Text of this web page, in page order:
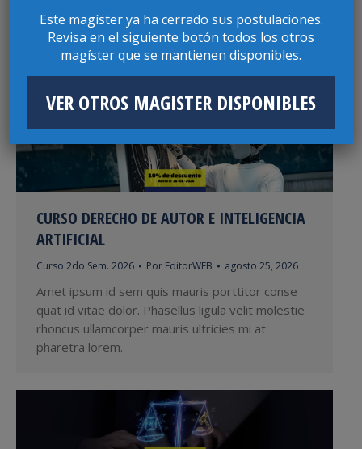
Amet ipsum id sem quis mauris porttitor conse
quat id vitae dolor. Phasellus ligula velit molestie
rhoncus ullamcorper mauris ultricies mi at
CURSO DERECHO DE AUTOR E INTELIGENCIA
ARTIFICIAL
Curso 2do Sem. 2026 Por EditorWEB agosto 25, 2026
Amet ipsum id sem quis mauris porttitor conse
quat id vitae dolor. Phasellus ligula velit molestie
rhoncus ullamcorper mauris ultricies mi at
pharetra lorem.
Este magíster ya ha cerrado sus postulaciones.
Revisa en el siguiente botón todos los otros
magíster que se mantienen disponibles.
VER OTROS MAGISTER DISPONIBLES